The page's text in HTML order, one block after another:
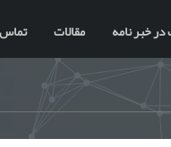
خبر نامه مقالات تماس